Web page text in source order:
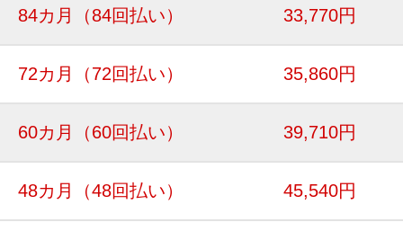
84カ月 （84回払い） 33,770円
72カ月 （72回払い） 35,860円
60カ月 （60回払い） 39,710円
48カ月 （48回払い） 45,540円